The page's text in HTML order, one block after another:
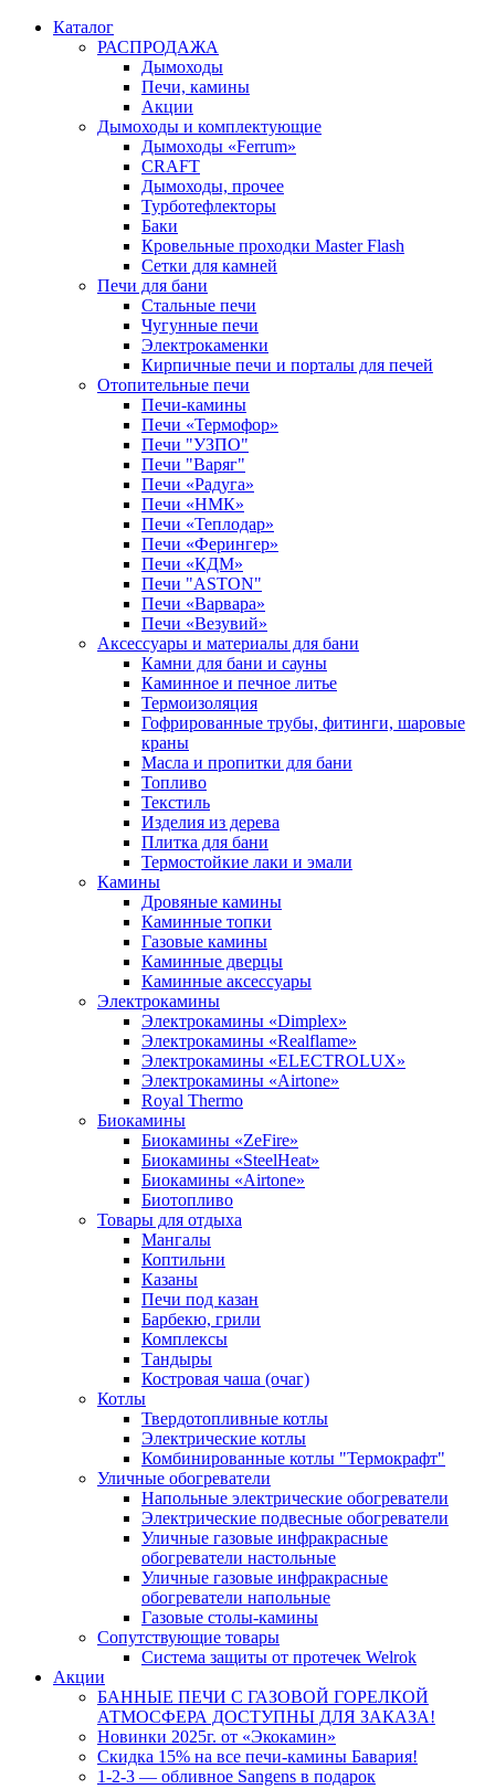
Каталог
РАСПРОДАЖА
Дымоходы
Печи, камины
Акции
Дымоходы и комплектующие
Дымоходы «Ferrum»
CRAFT
Дымоходы, прочее
Турботефлекторы
Баки
Кровельные проходки Master Flash
Сетки для камней
Печи для бани
Стальные печи
Чугунные печи
Электрокаменки
Кирпичные печи и порталы для печей
Отопительные печи
Печи-камины
Печи «Термофор»
Печи "УЗПО"
Печи "Варяг"
Печи «Радуга»
Печи «НМК»
Печи «Теплодар»
Печи «Ферингер»
Печи «КДМ»
Печи "ASTON"
Печи «Варвара»
Печи «Везувий»
Аксессуары и материалы для бани
Камни для бани и сауны
Каминное и печное литье
Термоизоляция
Гофрированные трубы, фитинги, шаровые
краны
Масла и пропитки для бани
Топливо
Текстиль
Изделия из дерева
Плитка для бани
Термостойкие лаки и эмали
Камины
Дровяные камины
Каминные топки
Газовые камины
Каминные дверцы
Каминные аксессуары
Электрокамины
Электрокамины «Dimplex»
Электрокамины «Realflame»
Электрокамины «ELECTROLUX»
Электрокамины «Airtone»
Royal Thermo
Биокамины
Биокамины «ZeFire»
Биокамины «SteelHeat»
Биокамины «Airtone»
Биотопливо
Товары для отдыха
Мангалы
Коптильни
Казаны
Печи под казан
Барбекю, грили
Комплексы
Тандыры
Костровая чаша (очаг)
Котлы
Твердотопливные котлы
Электрические котлы
Комбинированные котлы "Термокрафт"
Уличные обогреватели
Напольные электрические обогреватели
Электрические подвесные обогреватели
Уличные газовые инфракрасные
обогреватели настольные
Уличные газовые инфракрасные
обогреватели напольные
Газовые столы-камины
Сопутствующие товары
Система защиты от протечек Welrok
Акции
БАННЫЕ ПЕЧИ С ГАЗОВОЙ ГОРЕЛКОЙ
АТМОСФЕРА ДОСТУПНЫ ДЛЯ ЗАКАЗА!
Новинки 2025г. от «Экокамин»
Скидка 15% на все печи-камины Бавария!
1-2-3 — обливное Sangens в подарок